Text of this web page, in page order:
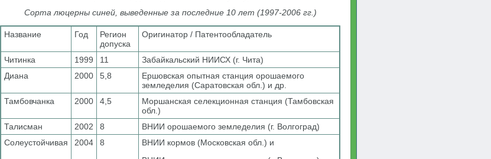
Сорта люцерны синей, выведенные за последние 10 лет (1997-2006 гг.)
Название Год
Регион
допуска
Оригинатор / Патентообладатель
Читинка 1999 11
Забайкальский НИИСХ (г. Чита)
Диана
2000 5,8
Ершовская опытная станция орошаемого
земледелия (Саратовская обл.) и др.
Тамбовчанка
2000 4,5
Моршанская селекционная станция (Тамбовская
обл.)
Талисман
2002 8
ВНИИ орошаемого земледелия (г. Волгоград)
Солеустойчивая
2004 8
ВНИИ кормов (Московская обл.) и